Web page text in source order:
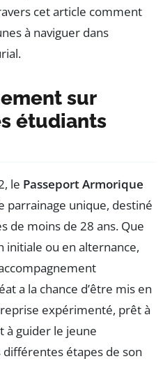
cet article comment
à naviguer dans
sur
étudiants
le Passeport Armorique
parrainage unique, destiné
de moins de 28 ans. Que
initiale ou en alternance,
a la chance d’être mis en
expérimenté, prêt à
à guider le jeune
étapes de son